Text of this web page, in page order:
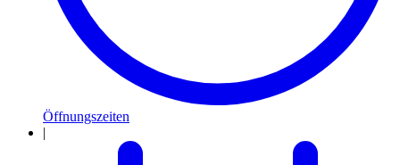
Öffnungszeiten
|